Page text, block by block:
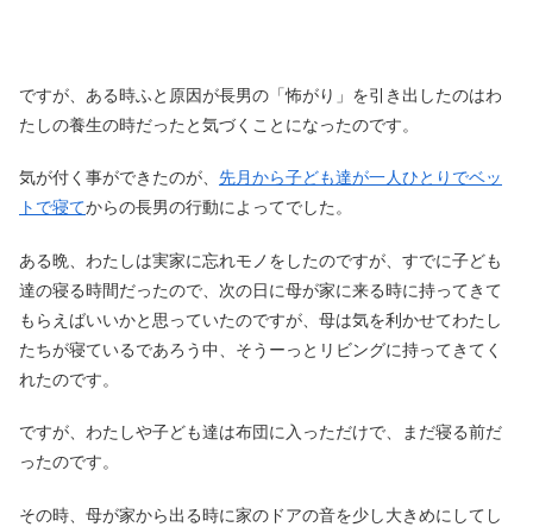
ですが、ある時ふと原因が長男の「怖がり」を引き出したのはわ
たしの養生の時だったと気づくことになったのです。
気が付く事ができたのが、 先月から子ども達が一人ひとりでベッ
トで寝てからの長男の行動によってでした。
ある晩、わたしは実家に忘れモノをしたのですが、すでに子ども
達の寝る時間だったので、次の日に母が家に来る時に持ってきて
もらえばいいかと思っていたのですが、母は気を利かせてわたし
たちが寝ているであろう中、そうーっとリビングに持ってきてく
れたのです。
ですが、わたしや子ども達は布団に入っただけで、まだ寝る前だ
ったのです。
その時、母が家から出る時に家のドアの音を少し大きめにしてし